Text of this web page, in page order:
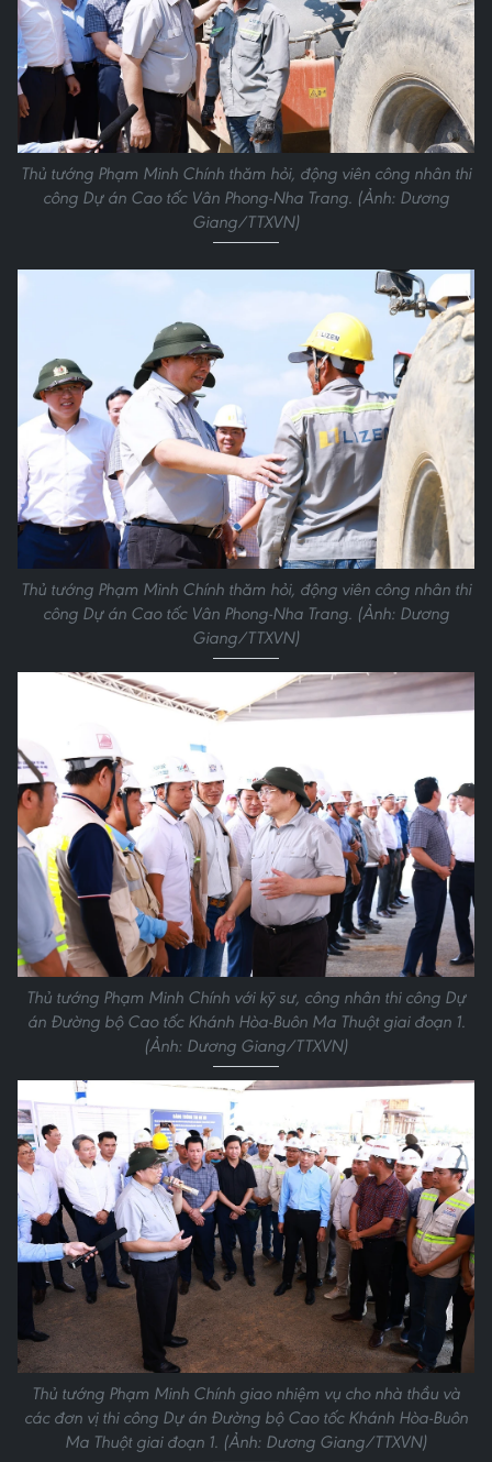
Thủ tướng Phạm Minh Chính thăm hỏi, động viên công nhân thi
công Dự án Cao tốc Vân Phong-Nha Trang. (Ảnh: Dương
Giang/TTXVN)
Thủ tướng Phạm Minh Chính thăm hỏi, động viên công nhân thi
công Dự án Cao tốc Vân Phong-Nha Trang. (Ảnh: Dương
Giang/TTXVN)
Thủ tướng Phạm Minh Chính với kỹ sư, công nhân thi công Dự
án Đường bộ Cao tốc Khánh Hòa-Buôn Ma Thuột giai đoạn 1.
(Ảnh: Dương Giang/TTXVN)
Thủ tướng Phạm Minh Chính giao nhiệm vụ cho nhà thầu và
các đơn vị thi công Dự án Đường bộ Cao tốc Khánh Hòa-Buôn
Ma Thuột giai đoạn 1. (Ảnh: Dương Giang/TTXVN)